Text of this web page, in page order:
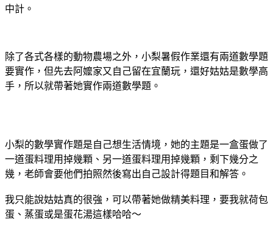
中計。
除了各式各樣的動物農場之外，小梨暑假作業還有兩道數學題
要實作，但先去阿嬤家又自己留在宜蘭玩，還好姑姑是數學高
手，所以就帶著她實作兩道數學題。
小梨的數學實作題是自己想生活情境，她的主題是一盒蛋做了
一道蛋料理用掉幾顆、另一道蛋料理用掉幾顆，剩下幾分之
幾，老師會要他們拍照然後寫出自己設計得題目和解答。
我只能說姑姑真的很強，可以帶著她做精美料理，要我就荷包
蛋、蒸蛋或是蛋花湯這樣哈哈～